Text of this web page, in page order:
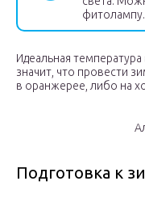
фитолампу.
Идеальная
значит, что провести
в оранжерее, либо на
Подготовка к